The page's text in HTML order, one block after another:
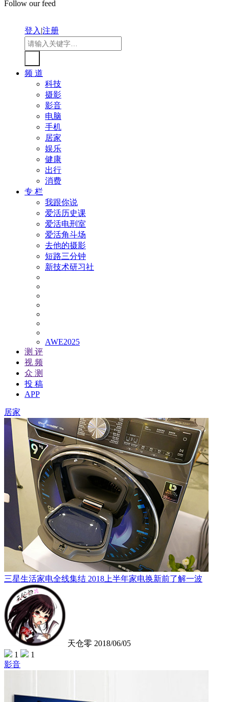
Follow our feed
登入|注册
频 道
科技
摄影
影音
电脑
手机
居家
娱乐
健康
出行
消费
专 栏
我跟你说
爱活历史课
爱活电刑室
爱活角斗场
去他的摄影
短路三分钟
新技术研习社
AWE2025
测 评
视 频
众 测
投 稿
APP
居家
三星生活家电全线集结 2018上半年家电换新前了解一波
天仓零 2018/06/05
1
1
影音